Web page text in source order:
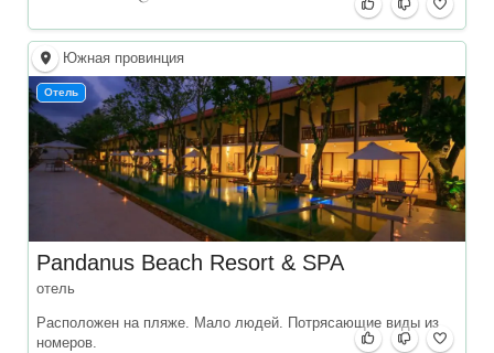
Южная провинция
Отель
Pandanus Beach Resort & SPA
отель
Расположен на пляже. Мало людей. Потрясающие виды из
номеров.